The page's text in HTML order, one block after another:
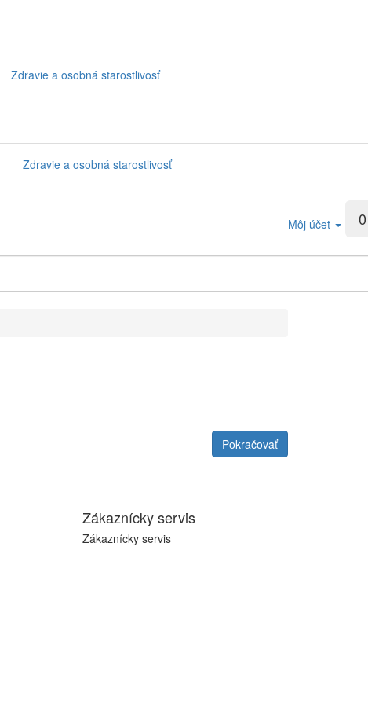
Zdravie a osobná starostlivosť
Zdravie a osobná starostlivosť
0
Môj účet
Pokračovať
Zákaznícky servis
Zákaznícky servis